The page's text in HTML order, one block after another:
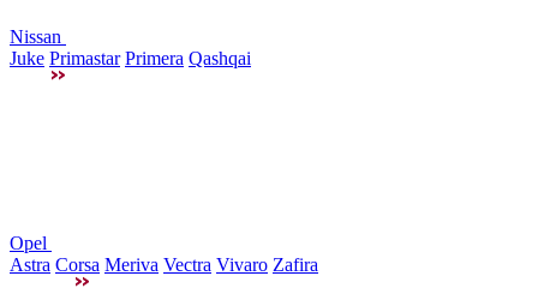
Nissan
Juke Primastar Primera Qashqai
Opel
Astra Corsa Meriva Vectra Vivaro Zafira